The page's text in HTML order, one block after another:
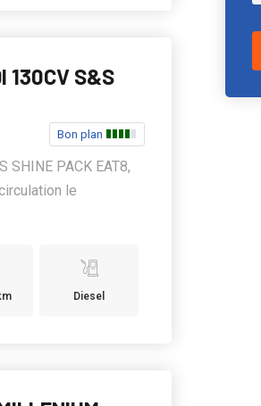
130CV S&S
Bon plan
SHINE PACK EAT8,
le
Diesel